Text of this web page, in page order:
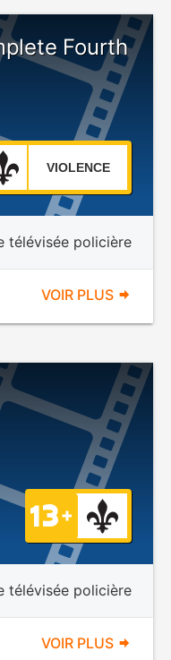
Fourth
VIOLENCE
télévisée policière
VOIR PLUS
télévisée policière
VOIR PLUS